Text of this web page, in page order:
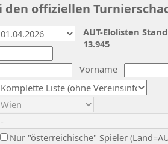
offiziellen
Vorname
Nur "österreichische" Spieler
AUT-Elolisten
13.945